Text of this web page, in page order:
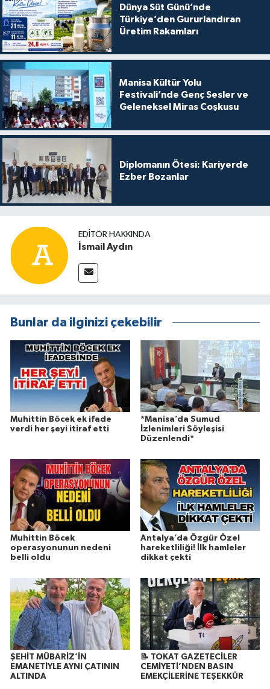
Dünya Süt Günü’nde
Türkiye’den Gururlandıran
Üretim Rakamları
Manisa Kültür Yolu
Festivali’nde Genç Sesler ve
Geleneksel Miras Coşkusu
Diplomanın Ötesi: Kariyerde
Ezber Bozanlar
EDITÖR HAKKINDA
İsmail Aydın
Bunlar da ilginizi çekebilir
Muhittin Böcek ek ifade
verdi her şeyi itiraf etti
*Manisa’da Sumud
İzlenimleri Söyleşisi
Düzenlendi*
Muhittin Böcek
operasyonunun nedeni
belli oldu
Antalya’da Özgür Özel
hareketliliği! İlk hamleler
dikkat çekti
ŞEHİT MÜBARİZ’İN
EMANETİYLE AYNI ÇATININ
ALTINDA
📝 TOKAT GAZETECİLER
CEMİYETİ’NDEN BASIN
EMEKÇİLERİNE TEŞEKKÜR